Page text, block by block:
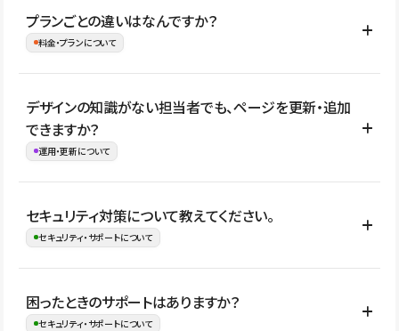
イト全体のデザインや設定がそのまま移行されるわけではないた
め、移行後にページ構成やデザイン、CMS設計、URL・リダイレク
はい。アクセス規模が大きいサイトや、複数部門での運用、権限管
理、セキュリティ確認、既存システムとの連携など、個別の要件が
ない段階でも、お問い合わせください。
お問合せはこちら
プランごとの違いはなんですか？
料金・プランについて
公開ページ数、バージョン履歴の期間、CMS利用数の上限、権限
管理の有無などがプランごとに異なります。詳しくは料金プランペ
ージをご覧ください。
デザインの知識がない担当者でも、ページを更新・追加
できますか？
運用・更新について
はい。CMSやコンポーネントを活用して更新範囲を設計しておく
ことで、デザインを崩しにくい状態で運用できます。 さらにコン
ながらレイアウトに影響を与えずに更新作業を進めやすくなりま
す。
セキュリティ対策について教えてください。
セキュリティ・サポートについて
Studioでは、公開サイトやサービスを安全に利用できるよう、通信
の暗号化、データ保護、アクセス管理、脆弱性対策など、複数の観
困ったときのサポートはありますか？
セキュリティ・サポートについて